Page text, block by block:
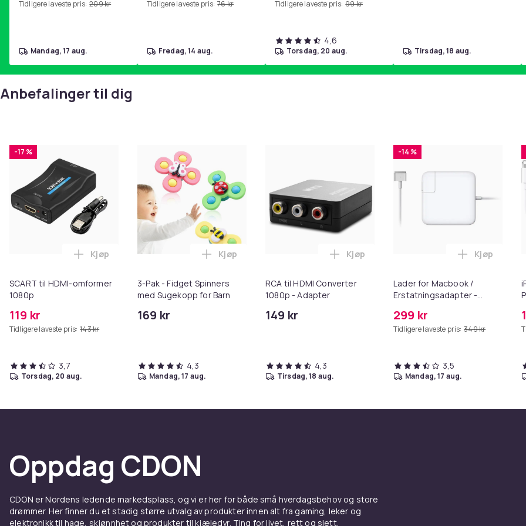
hjemmegymnastikk Purple
Tidligere laveste pris: 209 kr
mandag, 17 aug.
Tidligere laveste pris: 76 kr
fredag, 14 aug.
Tidligere laveste pris: 99 kr
4,6
torsdag, 20 aug. tirsdag, 18 aug.
Anbefalinger til dig
-17 %
SCART til HDMI-omformer
1080p
119 kr
Tidligere laveste pris: 143 kr
Legg SCART til HDMI-omformer 1080p i handlekurven
Kjøp
3,7
torsdag, 20 aug.
3-Pak - Fidget Spinners
med Sugekopp for Barn
169 kr
Legg 3-Pak - Fidget Spinners med Sugekopp for Barn i handlekurven
Kjøp
4,3
mandag, 17 aug.
RCA til HDMI Converter
1080p - Adapter
149 kr
Legg RCA til HDMI Converter 1080p -
Kjøp
4,3
tirsdag, 18 aug.
-14 %
Lader for Macbook /
Erstatningsadapter -
299 kr
Tidligere laveste pris: 349 kr
Legg Lader
Kjøp
3,5
mandag, 17 aug.
Oppdag CDON
CDON er Nordens ledende markedsplass, og vi er her for både små hverdagsbehov og store
drømmer. Her finner du et stadig større utvalg av produkter innen alt fra gaming, leker og
elektronikk til hage, skjønnhet og produkter til kjæledyr. Ting for livet, rett og slett.